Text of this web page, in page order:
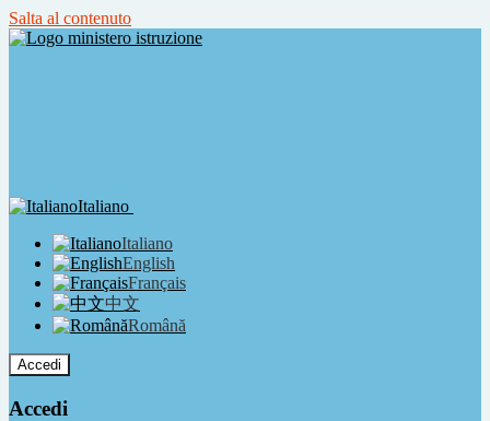
Salta al contenuto
Italiano
Italiano
English
Français
中文
Română
Accedi
Accedi